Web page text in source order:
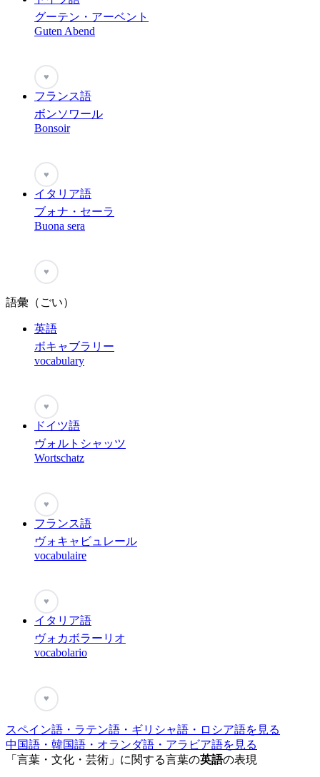
グーテン・アーベント
Guten Abend
♥
フランス語
ボンソワール
Bonsoir
♥
イタリア語
ブォナ・セーラ
Buona sera
♥
語彙（ごい）
英語
ボキャブラリー
vocabulary
♥
ドイツ語
ヴォルトシャッツ
Wortschatz
♥
フランス語
ヴォキャビュレール
vocabulaire
♥
イタリア語
ヴォカボラーリオ
vocabolario
♥
スペイン語・ラテン語・ギリシャ語・ロシア語を見る
中国語・韓国語・オランダ語・アラビア語を見る
「言葉・文化・芸術」に関する言葉の英語の表現